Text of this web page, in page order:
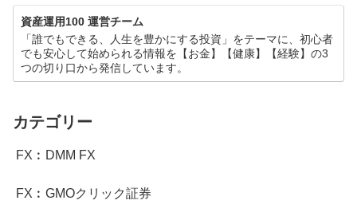
資産運用100 運営チーム
「誰でもできる、人生を豊かにする投資」をテーマに、初心者
でも安心して始められる情報を【お金】【健康】【経験】の3
つの切り口から発信しています。
カテゴリー
FX︰DMM FX
FX︰GMOクリック証券